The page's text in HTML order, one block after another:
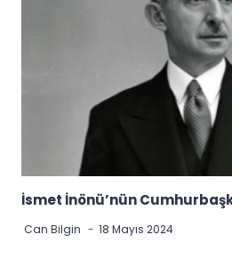
İsmet İnönü’nün
Can Bilgin 18 Mayıs 2024